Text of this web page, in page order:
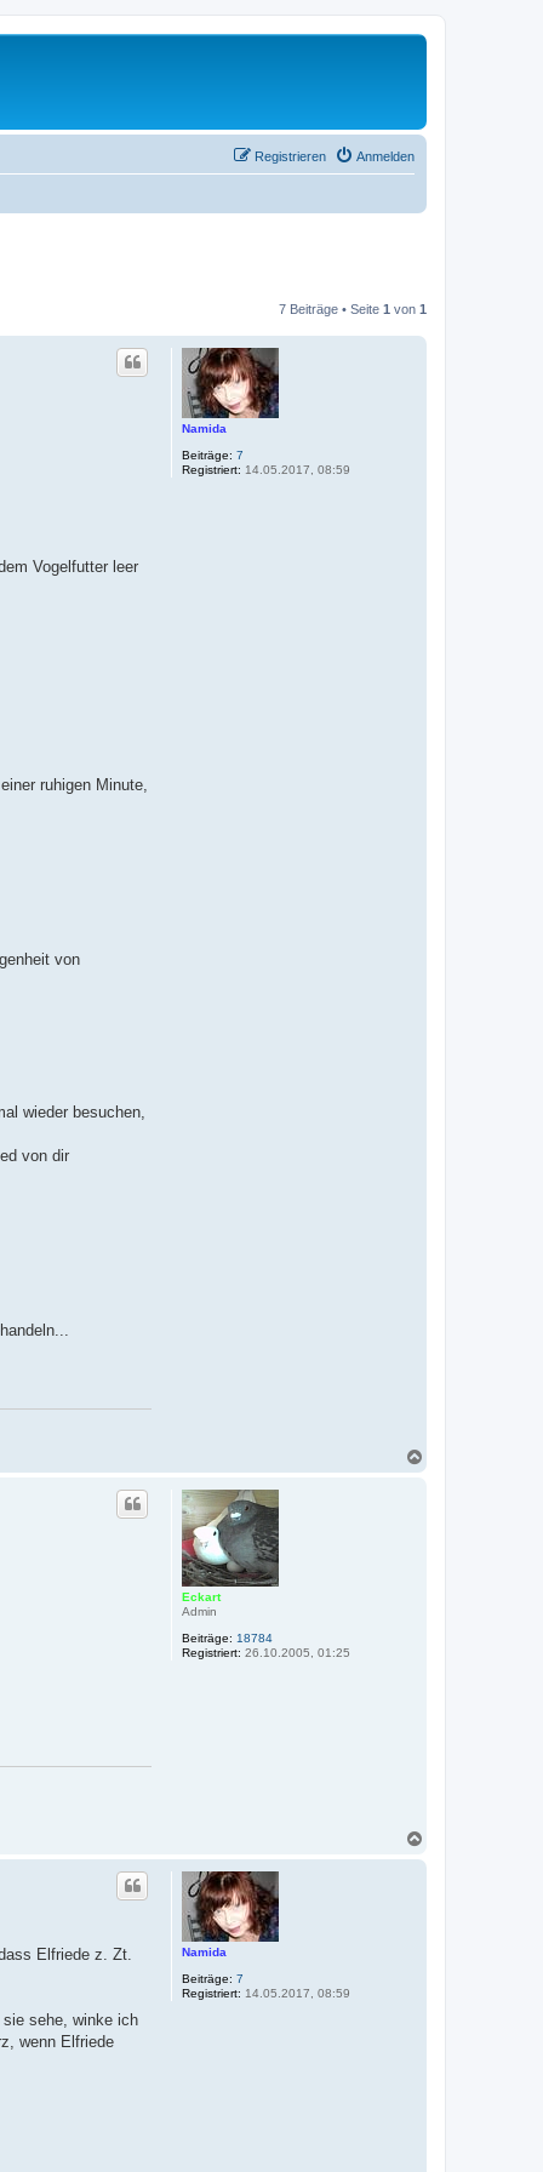
Anmelden
Registrieren
7 Beiträge • Seite 1 von 1
Namida
Beiträge: 7
Registriert: 14.05.2017, 08:59
Vogelfutter leer
ruhigen Minute,
von
wieder besuchen,
von dir
Eckart
Admin
Beiträge: 18784
Registriert: 26.10.2005, 01:25
Namida
Beiträge: 7
Registriert: 14.05.2017, 08:59
Elfriede z. Zt.
sehe, winke ich
wenn Elfriede